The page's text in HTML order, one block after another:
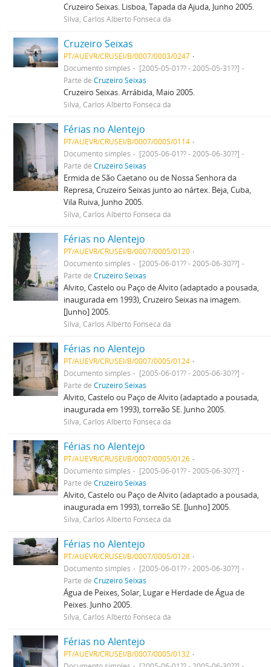
Cruzeiro Seixas. Lisboa, Tapada da Ajuda, Junho 2005.
Silva, Carlos Alberto Fonseca da
Cruzeiro Seixas
PT/AUEVR/CRUSEI/B/0007/0003/0247
Documento simples
[2005-05-01?? - 2005-05-31??]
Parte deCruzeiro Seixas
Cruzeiro Seixas. Arrábida, Maio 2005.
Silva, Carlos Alberto Fonseca da
Férias no Alentejo
PT/AUEVR/CRUSEI/B/0007/0005/0114
Documento simples
[2005-06-01?? - 2005-06-30??]
Parte deCruzeiro Seixas
Ermida de São Caetano ou de Nossa Senhora da
Represa, Cruzeiro Seixas junto ao nártex. Beja, Cuba,
Vila Ruiva, Junho 2005.
Silva, Carlos Alberto Fonseca da
Férias no Alentejo
PT/AUEVR/CRUSEI/B/0007/0005/0120
Documento simples
[2005-06-01?? - 2005-06-30??]
Parte deCruzeiro Seixas
Alvito, Castelo ou Paço de Alvito (adaptado a pousada,
inaugurada em 1993), Cruzeiro Seixas na imagem.
[Junho] 2005.
Silva, Carlos Alberto Fonseca da
Férias no Alentejo
PT/AUEVR/CRUSEI/B/0007/0005/0124
Documento simples
[2005-06-01?? - 2005-06-30??]
Parte deCruzeiro Seixas
Alvito, Castelo ou Paço de Alvito (adaptado a pousada,
inaugurada em 1993), torreão SE. Junho 2005.
Silva, Carlos Alberto Fonseca da
Férias no Alentejo
PT/AUEVR/CRUSEI/B/0007/0005/0126
Documento simples
[2005-06-01?? - 2005-06-30??]
Parte deCruzeiro Seixas
Alvito, Castelo ou Paço de Alvito (adaptado a pousada,
inaugurada em 1993), torreão SE. [Junho] 2005.
Silva, Carlos Alberto Fonseca da
Férias no Alentejo
PT/AUEVR/CRUSEI/B/0007/0005/0128
Documento simples
[2005-06-01?? - 2005-06-30??]
Parte deCruzeiro Seixas
Água de Peixes, Solar, Lugar e Herdade de Água de
Peixes. Junho 2005.
Silva, Carlos Alberto Fonseca da
Férias no Alentejo
PT/AUEVR/CRUSEI/B/0007/0005/0132